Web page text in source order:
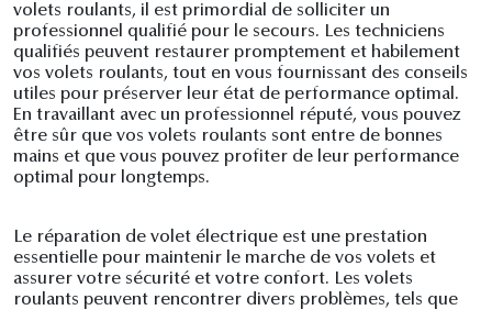
volets roulants, il est primordial de solliciter un
professionnel qualifié pour le secours. Les techniciens
qualifiés peuvent restaurer promptement et habilement
vos volets roulants, tout en vous fournissant des conseils
utiles pour préserver leur état de performance optimal.
En travaillant avec un professionnel réputé, vous pouvez
être sûr que vos volets roulants sont entre de bonnes
mains et que vous pouvez profiter de leur performance
optimal pour longtemps.
Le réparation de volet électrique est une prestation
essentielle pour maintenir le marche de vos volets et
assurer votre sécurité et votre confort. Les volets
roulants peuvent rencontrer divers problèmes, tels que